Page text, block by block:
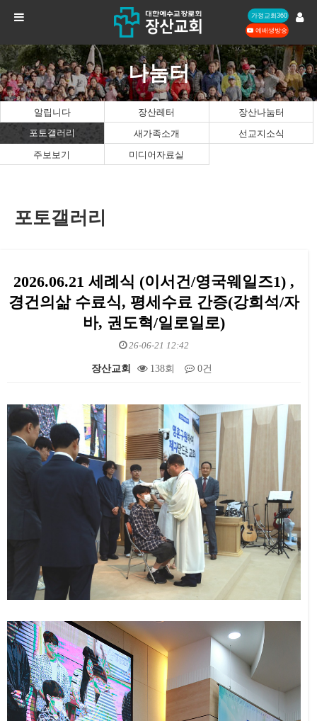
가정교회360
예배생방송
나눔터
알립니다 장산레터
장산나눔터
포토갤러리
새가족소개
선교지소식
주보보기
미디어자료실
포토갤러리
2026.06.21 세례식 (이서건/영국웨일즈1) ,
경건의삶 수료식, 평세수료 간증(강희석/자
바, 권도혁/일로일로)
26-06-21 12:42
장산교회 138회 0건
본문